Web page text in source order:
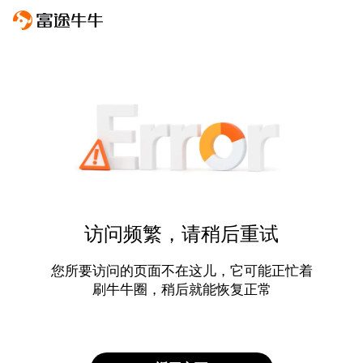
访问频繁，请稍后重试
您所要访问的页面不在这儿，它可能正忙着
刷牛牛圈，稍后就能恢复正常